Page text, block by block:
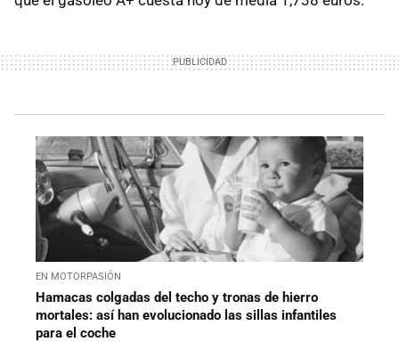
EN MOTORPASIÓN
Hamacas colgadas del techo y tronas de hierro
mortales: así han evolucionado las sillas infantiles
para el coche